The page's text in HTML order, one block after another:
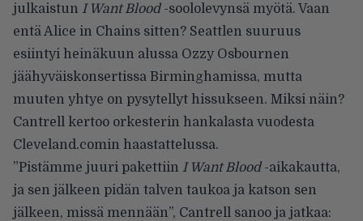
julkaistun I Want Blood-soololevynsä myötä. Vaan
entä Alice in Chains sitten? Seattlen suuruus
esiintyi heinäkuun alussa Ozzy Osbournen
jäähyväiskonsertissa Birminghamissa, mutta
muuten yhtye on pysytellyt hissukseen. Miksi näin?
Cantrell kertoo orkesterin hankalasta vuodesta
Cleveland.comin haastattelussa.
”Pistämme juuri pakettiin I Want Blood-aikakautta,
ja sen jälkeen pidän talven taukoa ja katson sen
jälkeen, missä mennään”, Cantrell sanoo ja jatkaa: